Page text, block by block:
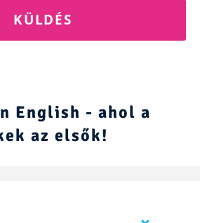
KÜLDÉS
English - ahol a
az elsők!